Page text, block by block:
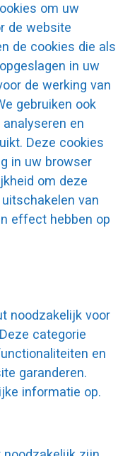
om uw
de website
de cookies die als
in uw
de werking van
gebruiken ook
en
Deze cookies
in uw browser
om deze
van
effect hebben op
noodzakelijk voor
categorie
en
garanderen.
informatie op.